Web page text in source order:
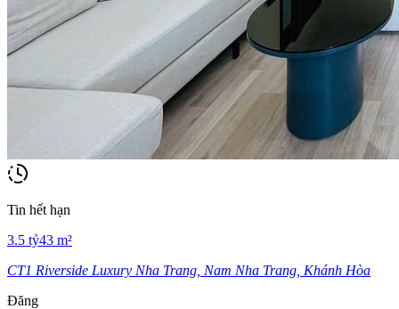
Tin hết hạn
3.5 tỷ43 m²
CT1 Riverside Luxury Nha Trang, Nam Nha Trang, Khánh Hòa
Đăng